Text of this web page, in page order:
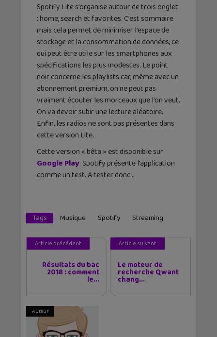
Spotify Lite s’organise autour de trois onglet
: home, search et favorites. C’est sommaire
mais cela permet de minimiser l’espace de
stockage et la consommation de données, ce
qui peut être utile sur les smartphones aux
spécifications les plus modestes. Le point
noir concerne les playlists car, même avec un
abonnement premium, on ne peut pas
vraiment écouter les morceaux que l’on veut.
On va devoir subir une lecture aléatoire.
Enfin, les radios ne sont pas présentes dans
cette version Lite.
Cette version « bêta » est disponible sur
Google Play. Spotify présente l’application
comme un test. A tester donc…
Tags Musique Spotify Streaming
Article précédent
Résultats du bac
2018 : comment
le...
Article suivant
Le moteur de
recherche Qwant
chang...
Auteur